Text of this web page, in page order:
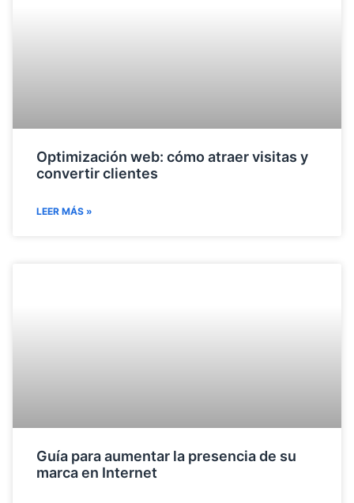
Optimización web: cómo atraer visitas y
convertir clientes
LEER MÁS »
Guía para aumentar la presencia de su
marca en Internet